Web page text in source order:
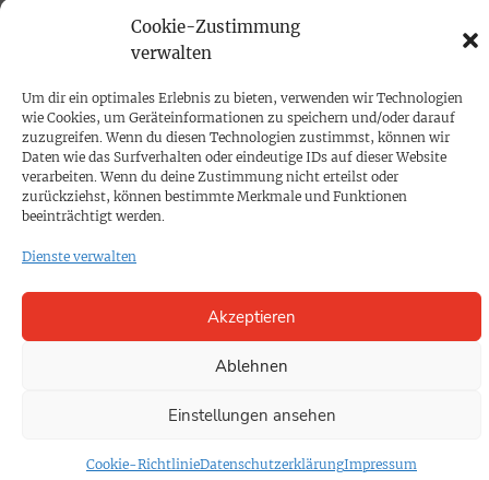
Cookie-Zustimmung
verwalten
Um dir ein optimales Erlebnis zu bieten, verwenden wir Technologien
wie Cookies, um Geräteinformationen zu speichern und/oder darauf
zuzugreifen. Wenn du diesen Technologien zustimmst, können wir
Daten wie das Surfverhalten oder eindeutige IDs auf dieser Website
verarbeiten. Wenn du deine Zustimmung nicht erteilst oder
zurückziehst, können bestimmte Merkmale und Funktionen
beeinträchtigt werden.
Dienste verwalten
Akzeptieren
Ablehnen
Einstellungen ansehen
Cookie-RichtlinieDatenschutzerklärungImpressum
PRINTAUSGABE
Mediadaten
PROKOMPAKT
Impressum
SPENDEN
Datenschutz